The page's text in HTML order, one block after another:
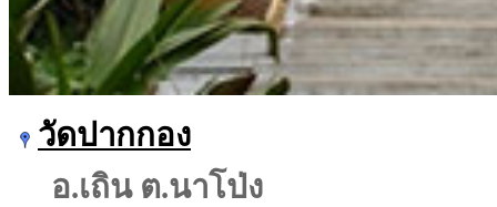
วัดปากกอง
อ.เถิน ต.นาโป่ง